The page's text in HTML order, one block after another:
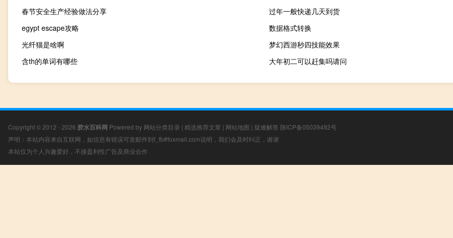
春节安全生产经验做法分享
过年一般快递几天到货
egypt escape攻略
数据格式转换
光纤猫是啥啊
梦幻西游秒四技能效果
含th的单词有哪些
大年初二可以赶集吗请问
Copyright © 2012 - 2026 胶水百科网 Powered by 网站分类目录 | 精选推荐文章 | 网站地图 | 疑难解答 陕ICP备05039492号
声明：本站内容来自互联网，如信息有错误可发邮件到f_fb#foxmail.com说明，我们会及时纠正，谢谢
本站仅为个人兴趣爱好，不接盈利性广告及商业合作